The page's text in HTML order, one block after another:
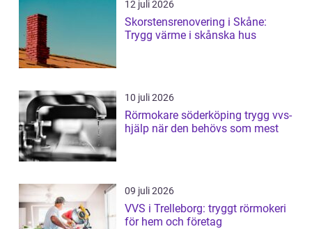
12 juli 2026
Skorstensrenovering i Skåne:
Trygg värme i skånska hus
10 juli 2026
Rörmokare söderköping trygg vvs-
hjälp när den behövs som mest
09 juli 2026
VVS i Trelleborg: tryggt rörmokeri
för hem och företag